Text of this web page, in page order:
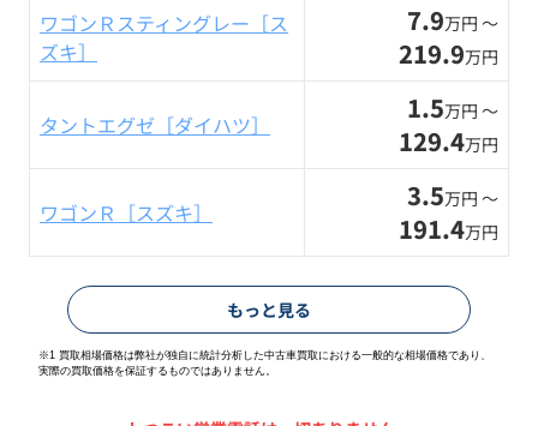
ワゴンＲスティングレー［ス
ズキ］
7.9万円 〜
219.9万円
タントエグゼ［ダイハツ］ 1.5万円 〜
129.4万円
ワゴンＲ［スズキ］ 3.5万円 〜
191.4万円
もっと見る
※1 買取相場価格は弊社が独自に統計分析した中古車買取における一般的な相場価格であり、
実際の買取価格を保証するものではありません。